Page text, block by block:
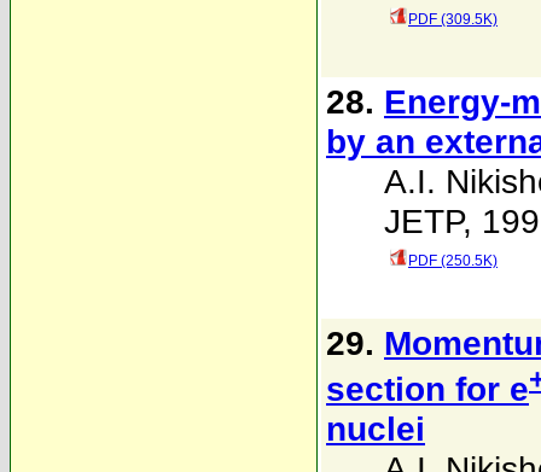
PDF (309.5K)
28. Energy-
by an
A.I.
JETP,
PDF (250.5K)
29.
section for e
nuclei